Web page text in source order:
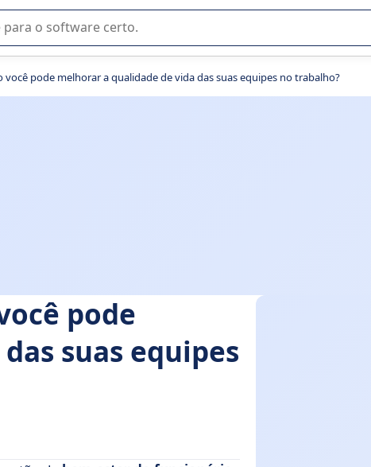
SaaS para sua empresa.
pode melhorar a qualidade de vida das suas equipes no trabalho?
pode
suas equipes